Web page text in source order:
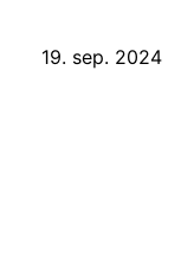
19. sep. 2024